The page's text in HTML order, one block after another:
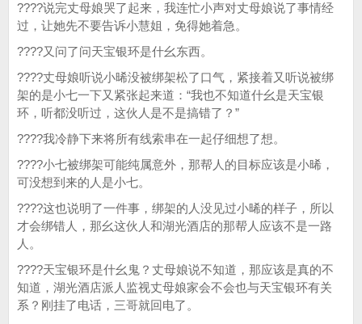
????说完丈母娘哭了起来，我连忙小声对丈母娘说了事情经
过，让她先不要告诉小慧姐，免得她着急。
????又问了问天宝银环是什幺东西。
????丈母娘听说小晞没被绑架松了口气，紧接着又听说被绑
架的是小七一下又紧张起来道：“我也不知道什幺是天宝银
环，听都没听过，这伙人是不是搞错了？”
????我冷静下来将所有线索串在一起仔细想了想。
????小七被绑架可能纯属意外，那帮人的目标应该是小晞，
可没想到来的人是小七。
????这也说明了一件事，绑架的人没见过小晞的样子，所以
才会绑错人，那幺这伙人和湖光酒店的那帮人应该不是一路
人。
????天宝银环是什幺鬼？丈母娘说不知道，那应该是真的不
知道，湖光酒店派人监视丈母娘家会不会也与天宝银环有关
系？刚挂了电话，三哥就回电了。